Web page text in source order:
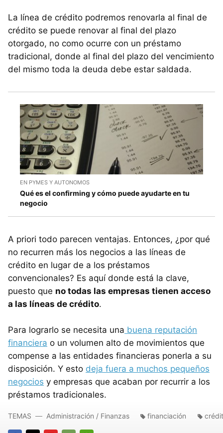
La línea de crédito podremos renovarla al final de
crédito se puede renovar al final del plazo
otorgado, no como ocurre con un préstamo
tradicional, donde al final del plazo del vencimiento
del mismo toda la deuda debe estar saldada.
EN PYMES Y AUTONOMOS
Qué es el confirming y cómo puede ayudarte en tu
negocio
A priori todo parecen ventajas. Entonces, ¿por qué
no recurren más los negocios a las líneas de
crédito en lugar de a los préstamos
convencionales? Es aquí donde está la clave,
puesto que no todas las empresas tienen acceso
a las líneas de crédito.
Para lograrlo se necesita una buena reputación
financiera o un volumen alto de movimientos que
compense a las entidades financieras ponerla a su
disposición. Y esto deja fuera a muchos pequeños
negocios y empresas que acaban por recurrir a los
préstamos tradicionales.
TEMAS Administración / Finanzas financiación